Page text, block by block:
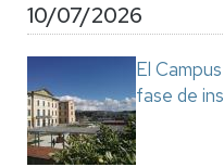
10/07/2026
El
fase de